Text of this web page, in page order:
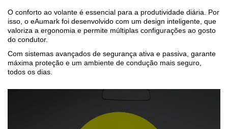
O conforto ao volante é essencial para a produtividade diária. Por
isso, o eAumark foi desenvolvido com um design inteligente, que
valoriza a ergonomia e permite múltiplas configurações ao gosto
do condutor.
Com sistemas avançados de segurança ativa e passiva, garante
máxima proteção e um ambiente de condução mais seguro,
todos os dias.